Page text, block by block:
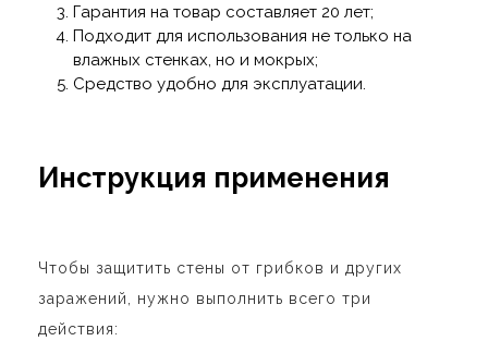
Гарантия на товар составляет 20 лет;
Подходит для использования не только на
влажных стенках, но и мокрых;
Средство удобно для эксплуатации.
Инструкция применения
Чтобы защитить стены от грибков и других
заражений, нужно выполнить всего три
действия: